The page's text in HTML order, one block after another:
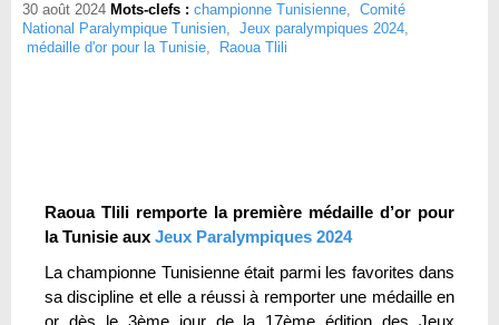
30 août 2024 Mots-clefs : championne Tunisienne, Comité
National Paralympique Tunisien, Jeux paralympiques 2024,
médaille d'or pour la Tunisie, Raoua Tlili
Raoua Tlili remporte la première médaille d’or pour
la Tunisie aux Jeux Paralympiques 2024
La championne Tunisienne était parmi les favorites dans
sa discipline et elle a réussi à remporter une médaille en
or dès le 3ème jour de la 17ème édition des Jeux